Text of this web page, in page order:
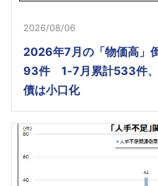
2026/08/06
2026年7月の「物価高」
93件 1-7月累計533件、
債は小口化